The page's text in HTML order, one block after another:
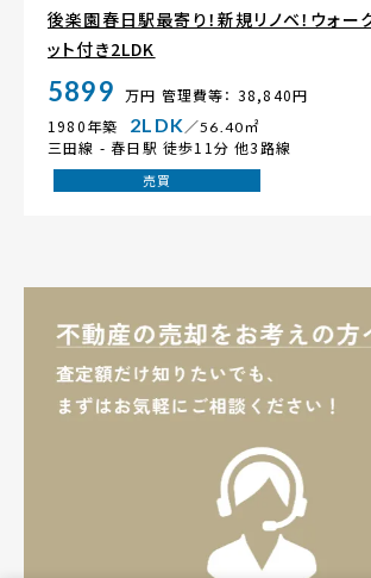
後楽園春日駅最寄り！新規リノベ！ウォー
ット付き2LDK
5899 万円 管理費等： 38,840円
1980年築
2LDK／56.40㎡
三田線 - 春日駅 徒歩11分 他3路線
売買